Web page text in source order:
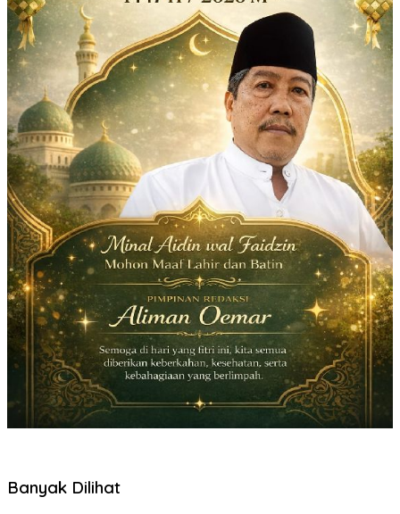
Banyak Dilihat